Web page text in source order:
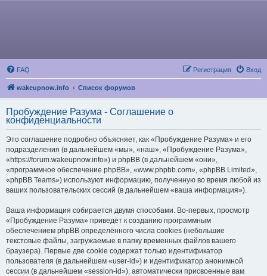
FAQ Вход
Регистрация
wakeupnow.info Список форумов
Пробуждение Разума - Соглашение о
конфиденциальности
Это соглашение подробно объясняет, как «Пробуждение Разума» и его
подразделения (в дальнейшем «мы», «наш», «Пробуждение Разума»,
«https://forum.wakeupnow.info») и phpBB (в дальнейшем «они»,
«программное обеспечение phpBB», «www.phpbb.com», «phpBB Limited»,
«phpBB Teams») используют информацию, полученную во время любой из
ваших пользовательских сессий (в дальнейшем «ваша информация»).
Ваша информация собирается двумя способами. Во-первых, просмотр
«Пробуждение Разума» приведёт к созданию программным
обеспечением phpBB определённого числа cookies (небольшие
текстовые файлы, загружаемые в папку временных файлов вашего
браузера). Первые две cookie содержат только идентификатор
пользователя (в дальнейшем «user-id») и идентификатор анонимной
сессии (в дальнейшем «session-id»), автоматически присвоенные вам